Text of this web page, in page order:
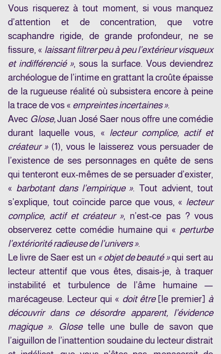
Vous risquerez à tout moment, si vous manquez
d’attention et de concentration, que votre
scaphandre rigide, de grande profondeur, ne se
fissure, « laissant filtrer peu à peu l’extérieur visqueux
et indifférencié », sous la surface. Vous deviendrez
archéologue de l’intime en grattant la croûte épaisse
de la rugueuse réalité où subsistera encore à peine
la trace de vos « empreintes incertaines ».
Avec Glose,Juan José Saer nous offre une comédie
durant laquelle vous, « lecteur complice, actif et
créateur » (1), vous le laisserez vous persuader de
l’existence de ses personnages en quête de sens
qui tenteront eux-mêmes de se persuader d’exister,
« barbotant dans l’empirique ». Tout advient, tout
s’explique, tout coïncide parce que vous, « lecteur
complice, actif et créateur », n’est-ce pas ? vous
observerez cette comédie humaine qui « perturbe
l’extériorité radieuse de l’univers ».
Le livre de Saer est un « objet de beauté »qui sert au
lecteur attentif que vous êtes, disais-je, à traquer
instabilité et turbulence de l’âme humaine —
marécageuse. Lecteur qui « doit être [le premier] à
découvrir dans ce désordre apparent, l’évidence
magique ». Glosetelle une bulle de savon que
l’aiguillon de l’inattention soudaine du lecteur distrait